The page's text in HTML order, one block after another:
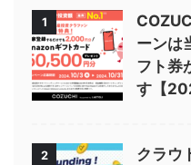
1
ーンは
フト券
す【
2
クラウ